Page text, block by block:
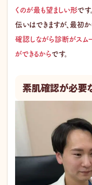
くのが最も望ましい形です
伝いはできますが、最初
確認しながら診断がスム
ができるからです。
素肌確認が必要